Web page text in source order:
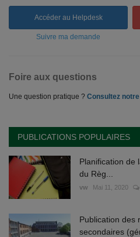
Accéder au Helpdesk
Suivre ma demande
Foire aux questions
Une question pratique ? Consultez
PUBLICATIONS POPULAIRES
Planification de
du Règ...
vw Mai 11, 2020
Publication des
secondaires